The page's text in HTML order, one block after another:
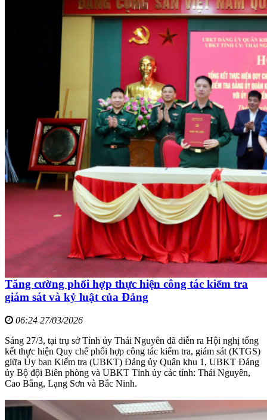
Tăng cường phối hợp thực hiện công tác kiểm tra
giám sát và kỷ luật của Đảng
06:24 27/03/2026
Sáng 27/3, tại trụ sở Tỉnh ủy Thái Nguyên đã diễn ra Hội nghị tổng
kết thực hiện Quy chế phối hợp công tác kiểm tra, giám sát (KTGS)
giữa Ủy ban Kiểm tra (UBKT) Đảng ủy Quân khu 1, UBKT Đảng
ủy Bộ đội Biên phòng và UBKT Tỉnh ủy các tỉnh: Thái Nguyên,
Cao Bằng, Lạng Sơn và Bắc Ninh.